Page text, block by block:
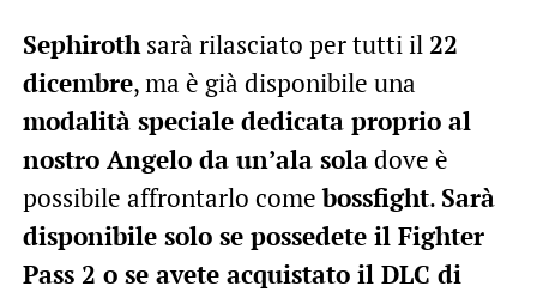
Sephirothsarà rilasciato per tutti il22
dicembre, ma è già disponibile una
modalità speciale dedicata proprio al
nostro Angelo da un’ala soladove è
possibile affrontarlo comebossfight. Sarà
disponibile solo se possedete il Fighter
Pass 2 o se avete acquistato il DLC di